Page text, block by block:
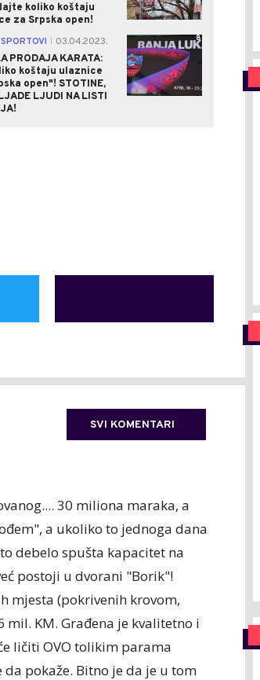
koliko koštaju
za Srpska open!
03.04.2023.
PRODAJA KARATA:
koštaju ulaznice
open"! STOTINE,
LJUDI NA LISTI
8
SVI KOMENTARI
30 miliona maraka, a
a ukoliko to jednoga dana
debelo spušta kapacitet na
postoji u dvorani "Borik"!
mjesta (pokrivenih krovom,
KM. Građena je kvalitetno i
ličiti OVO tolikim parama
pokaže. Bitno je da je u tom